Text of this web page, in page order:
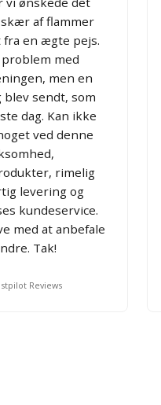
af flammer
fra en ægte pejs.
med
men en
sendt, som
dag. Kan ikke
ved denne
rimelig
levering og
kundeservice.
med at anbefale
Tak!
Reviews